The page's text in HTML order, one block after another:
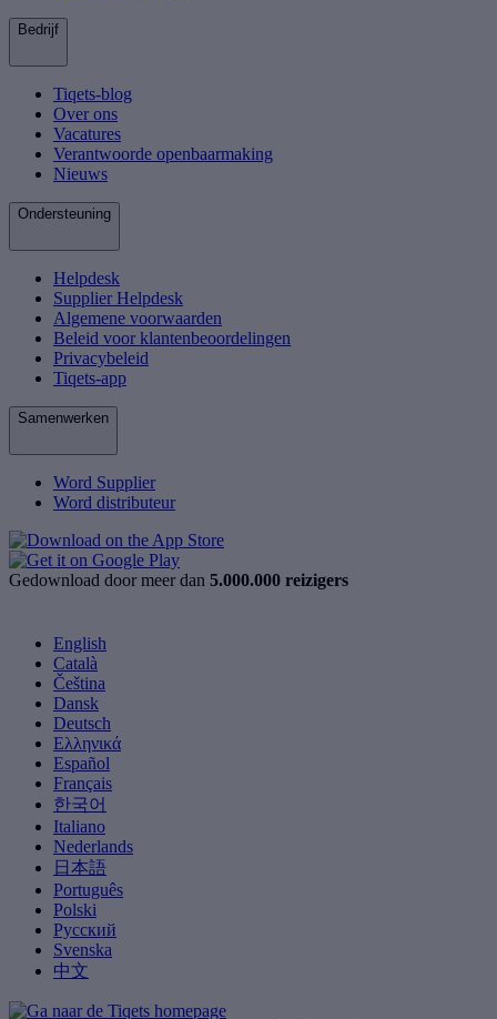
Bedrijf
Tiqets-blog
Over ons
Vacatures
Verantwoorde openbaarmaking
Nieuws
Ondersteuning
Helpdesk
Supplier Helpdesk
Algemene voorwaarden
Beleid voor klantenbeoordelingen
Privacybeleid
Tiqets-app
Samenwerken
Word Supplier
Word distributeur
Gedownload door meer dan 5.000.000 reizigers
English
Català
Čeština
Dansk
Deutsch
Ελληνικά
Español
Français
한국어
Italiano
Nederlands
日本語
Português
Polski
Русский
Svenska
中文